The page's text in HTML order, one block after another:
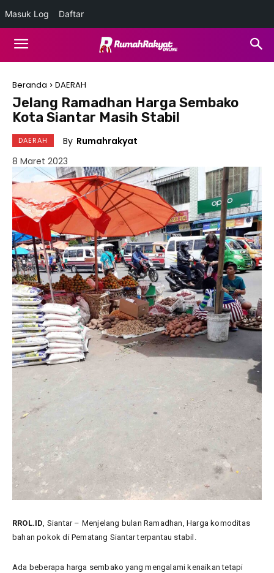
Beranda DAERAH
Jelang Ramadhan Harga Sembako
Kota Siantar Masih Stabil
DAERAH By Rumahrakyat
8 Maret 2023
RROL.ID, Siantar – Menjelang bulan Ramadhan, Harga komoditas
bahan pokok di Pematang Siantar terpantau stabil.
Ada beberapa harga sembako yang mengalami kenaikan tetapi
Masuk Log Daftar